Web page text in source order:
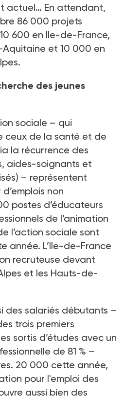
actuel… En attendant,
86 000 projets
600 en Ile-de-France,
et 10 000 en
des jeunes
sociale – qui
ceux de la santé et de
la récurrence des
aides-soignants et
– représentent
non
postes d’éducateurs
de l’animation
l’action sociale sont
année. L’Ile-de-France
recruteuse devant
et les Hauts-de-
des salariés débutants –
trois premiers
sortis d’études avec un
de 81 % –
20 000 cette année,
pour l'emploi des
aussi bien des